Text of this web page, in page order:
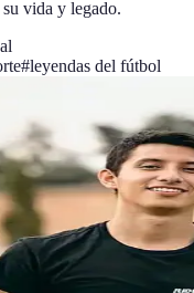
vida y legado.
#leyendas del fútbol